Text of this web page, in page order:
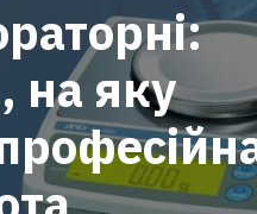
на яку